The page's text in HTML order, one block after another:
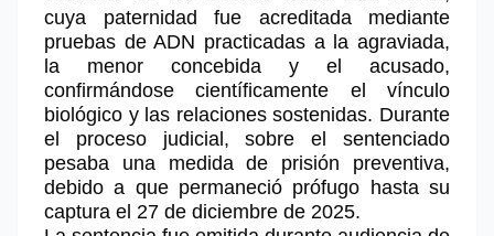
cuya paternidad fue acreditada mediante
pruebas de ADN practicadas a la agraviada,
la menor concebida y el acusado,
confirmándose científicamente el vínculo
biológico y las relaciones sostenidas. Durante
el proceso judicial, sobre el sentenciado
pesaba una medida de prisión preventiva,
debido a que permaneció prófugo hasta su
captura el 27 de diciembre de 2025.